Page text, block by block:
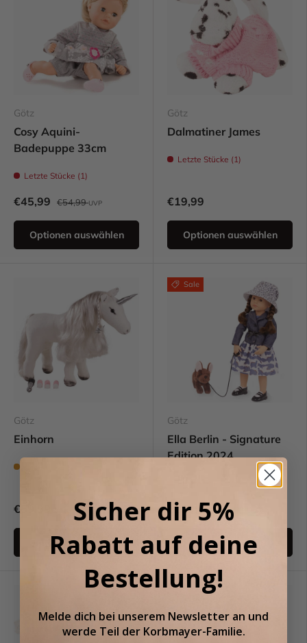
Götz
Cosy Aquini-
Badepuppe 33cm
Letzte Stücke (1)
€45,99 €54,99UVP
Optionen auswählen
Götz
Dalmatiner James
Letzte Stücke (1)
€19,99
Optionen auswählen
Götz
Einhorn
€59,99
Optionen auswählen
Sale
Götz
Ella Berlin - Signature
Edition 2024
€139,99 €159,99
In den Warenkorb
Sicher dir 5%
Rabatt auf deine
Bestellung!
Melde dich bei unserem Newsletter an und
werde Teil der Korbmayer-Familie.